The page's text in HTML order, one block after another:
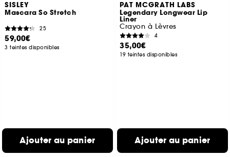
SISLEY
Mascara So Stretch
25
59,00€
3 teintes disponibles
Ajouter au panier
PAT MCGRATH LABS
Legendary Longwear Lip
Liner
Crayon à Lèvres
4
35,00€
19 teintes disponibles
Ajouter au panier